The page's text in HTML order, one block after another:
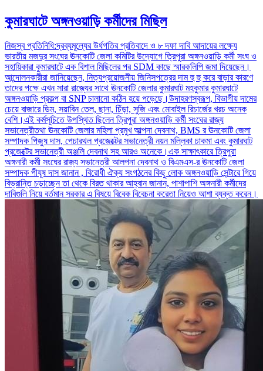
কুমারঘাটে অঙ্গনওয়াড়ি কর্মীদের মিছিল
নিজস্ব প্রতিনিধি:দ্রব্যমূল্যের উর্ধগতির প্রতিবাদে ও ৮ দফা দাবি আদায়ের লক্ষ্যে
ভারতীয় মজদুর সংঘের ঊনকোটি জেলা কমিটির উদ্যোগে ত্রিপুরা অঙ্গনওয়াড়ি কর্মী সংঘ ও
সহায়িকারা কুমারঘাটে এক বিশাল মিছিলের পর SDM কাছে স্মারকলিপি জমা দিয়েছেন।
আন্দোলনকারীরা জানিয়েছেন, নিত্যপ্রয়োজনীয় জিনিসপত্রের দাম হু হু করে বাড়ার কারণে
তাদের পক্ষে এখন সারা রাজ্যের সাথে ঊনকোটি জেলার কুমারঘাট মহকুমার কুমারঘাটে
অঙ্গনওয়াড়ি প্রকল্প বা SNP চালানো কঠিন হয়ে পড়েছে।উদাহরণস্বরূপ, বিভাগীয় দামের
চেয়ে বাজারে ডিম, সয়াবিন তেল, ছানা, চিঁড়া, সুজি এবং মোবাইল রিচার্জের খরচ অনেক
বেশি।এই কর্মসূচিতে উপস্থিত ছিলেন ত্রিপুরা অঙ্গনওয়াড়ি কর্মী সংঘের রাজ্য
সভানেত্রীতথা ঊনকোটি জেলার মহিলা প্রমুখ আল্পনা দেবনাথ, BMS র ঊনকোটি জেলা
সম্পাদক পিজুষ দাস, পেচারথল প্রজেক্টের সভানেত্রী নয়ন মল্লিকা চাকমা এবং কুমারঘাট
প্রজেক্টের সভানেত্রী অঞ্জলি দেবনাথ সহ আরও অনেকে।এক সাক্ষাৎকারে ত্রিপুরা
অঙ্গনারী কর্মী সংঘের রাজ্য সভানেত্রী আলপনা দেবনাথ ও বিএমএস-র ঊনকোটি জেলা
সম্পাদক পীযূষ দাস জানান , বিরোধী ঐক্য সংগঠনের কিছু লোক অঙ্গনওয়াড়ি সেন্টারে গিয়ে
বিভ্রান্তি চড়াচ্ছেন তা থেকে বিরত থাকার আহ্বান জানান, পাশাপাশি অঙ্গনারী কর্মীদের
দাবিগুলি নিয়ে বর্তমান সরকার এ বিষয়ে বিবেক বিবেচনা করেতা নিয়েও আশা ব্যক্ত করেন।